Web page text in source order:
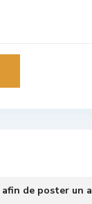
afin de poster un